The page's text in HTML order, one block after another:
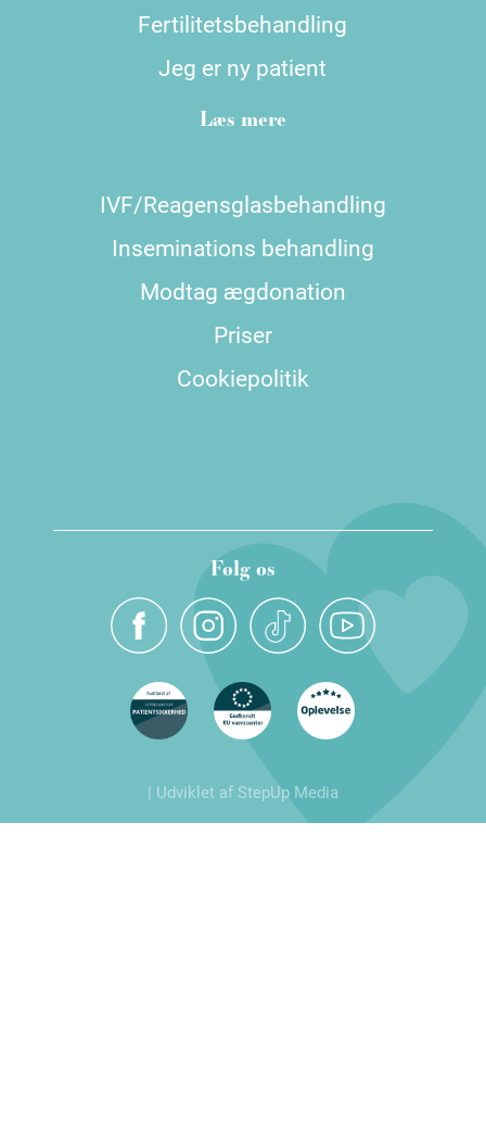
Fertilitetsbehandling
Jeg er ny patient
Læs mere
IVF/Reagensglasbehandling
Inseminations behandling
Modtag ægdonation
Priser
Cookiepolitik
Følg os
| Udviklet af StepUp Media